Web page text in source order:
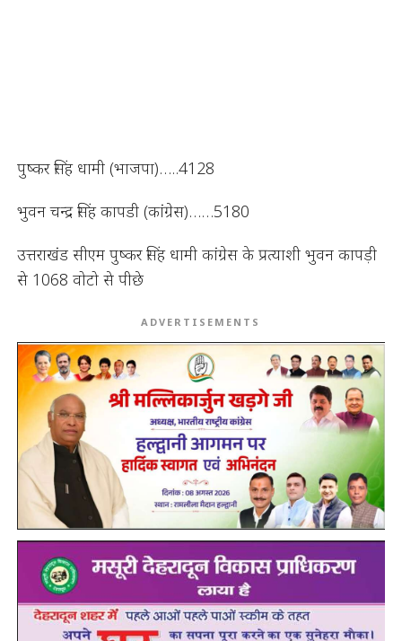
पुष्कर सिंह धामी (भाजपा)…..4128
भुवन चन्द्र सिंह कापडी (कांग्रेस)……5180
उत्तराखंड सीएम पुष्कर सिंह धामी कांग्रेस के प्रत्याशी भुवन कापड़ी
से 1068 वोटो से पीछे
ADVERTISEMENTS